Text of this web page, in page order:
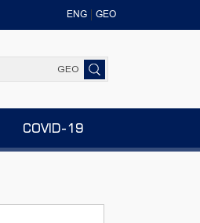
ENG GEO
GEO
COVID-19